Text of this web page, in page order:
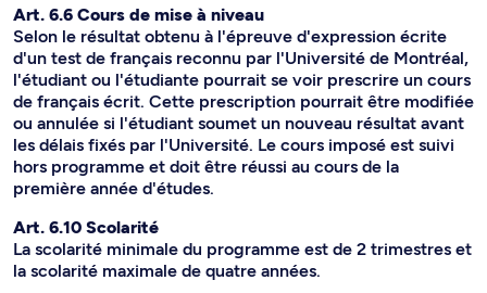
Art. 6.6 Cours de mise à niveau
Selon le résultat obtenu à l'épreuve d'expression écrite
d'un test de français reconnu par l'Université de Montréal,
l'étudiant ou l'étudiante pourrait se voir prescrire un cours
de français écrit. Cette prescription pourrait être modifiée
ou annulée si l'étudiant soumet un nouveau résultat avant
les délais fixés par l'Université. Le cours imposé est suivi
hors programme et doit être réussi au cours de la
première année d'études.
Art. 6.10 Scolarité
La scolarité minimale du programme est de 2 trimestres et
la scolarité maximale de quatre années.